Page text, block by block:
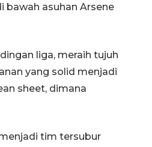
bawah asuhan Arsene
liga, meraih tujuh
yang solid menjadi
sheet, dimana
tim tersubur